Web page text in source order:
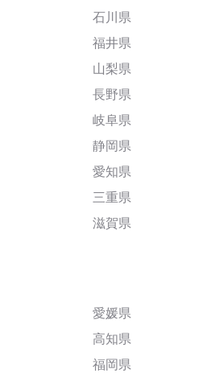
石川県
福井県
山梨県
長野県
岐阜県
静岡県
愛知県
三重県
滋賀県
愛媛県
高知県
福岡県